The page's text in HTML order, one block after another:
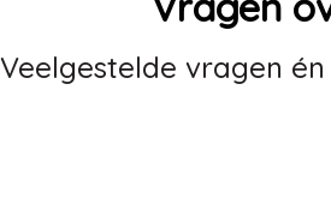
Veelgestelde vragen